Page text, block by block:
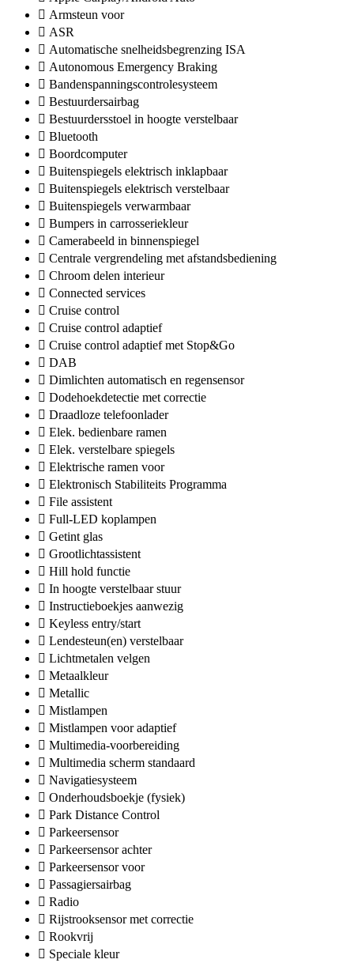
Armsteun voor
ASR
Automatische snelheidsbegrenzing ISA
Autonomous Emergency Braking
Bandenspanningscontrolesysteem
Bestuurdersairbag
Bestuurdersstoel in hoogte verstelbaar
Bluetooth
Boordcomputer
Buitenspiegels elektrisch inklapbaar
Buitenspiegels elektrisch verstelbaar
Buitenspiegels verwarmbaar
Bumpers in carrosseriekleur
Camerabeeld in binnenspiegel
Centrale vergrendeling met afstandsbediening
Chroom delen interieur
Connected services
Cruise control
Cruise control adaptief
Cruise control adaptief met Stop&Go
DAB
Dimlichten automatisch en regensensor
Dodehoekdetectie met correctie
Draadloze telefoonlader
Elek. bedienbare ramen
Elek. verstelbare spiegels
Elektrische ramen voor
Elektronisch Stabiliteits Programma
File assistent
Full-LED koplampen
Getint glas
Grootlichtassistent
Hill hold functie
In hoogte verstelbaar stuur
Instructieboekjes aanwezig
Keyless entry/start
Lendesteun(en) verstelbaar
Lichtmetalen velgen
Metaalkleur
Metallic
Mistlampen
Mistlampen voor adaptief
Multimedia-voorbereiding
Multimedia scherm standaard
Navigatiesysteem
Onderhoudsboekje (fysiek)
Park Distance Control
Parkeersensor
Parkeersensor achter
Parkeersensor voor
Passagiersairbag
Radio
Rijstrooksensor met correctie
Rookvrij
Speciale kleur